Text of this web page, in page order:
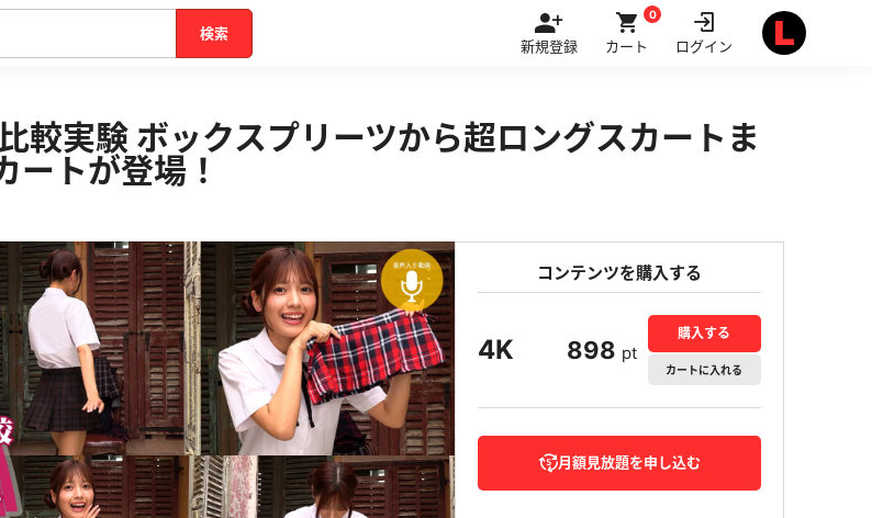
検索
新規登録 カート
0
ログイン
較実験 ボックスプリーツから超ロングスカートま
ートが登場！
コンテンツを購入する
4K 898 pt
購入する
カートに入れる
月額見放題を申し込む